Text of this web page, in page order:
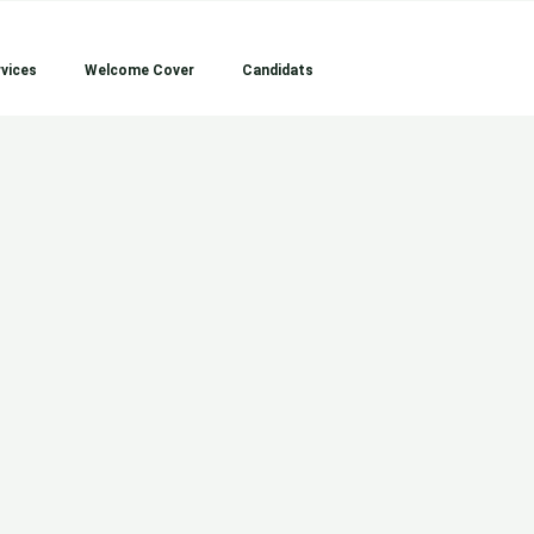
Welcome Cover Candidats